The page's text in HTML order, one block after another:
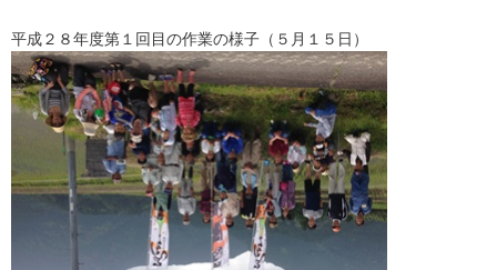
平成２８年度第１回目の作業の様子（５月１５日）